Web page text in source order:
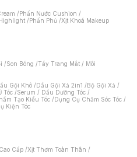
/Phấn Nước Cushion /
/Phấn Phủ /Xịt Khoá Makeup
/Son Bóng /Tẩy Trang Mắt / Môi
Gội Khô /Dầu Gội Xả 2in1 /Bộ Gội Xả /
Tóc /Serum / Dầu Dưỡng Tóc /
Tạo Kiểu Tóc /Dụng Cụ Chăm Sóc Tóc /
Kiện Tóc
Cấp /Xịt Thơm Toàn Thân /